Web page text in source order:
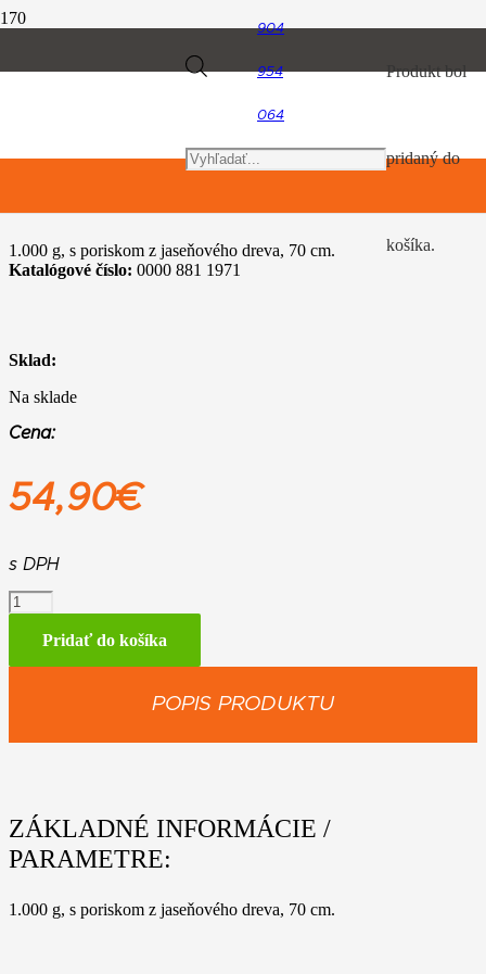
904
954
064
Products
search
Produktbol
pridaný do
košíka.
Náradie pre starostlivosť o porasty
Sekera rýnskeho typu AX 10
1.000 g, s poriskom z jaseňového dreva, 70 cm.
Katalógové číslo: 0000 881 1971
Sklad:
Na sklade
Cena:
54,90€
s DPH
množstvo
Sekera
rýnskehoPridať do košíka
POPIS PRODUKTU
ZÁKLADNÉ INFORMÁCIE /
PARAMETRE:
1.000 g, s poriskom z jaseňového dreva, 70 cm.